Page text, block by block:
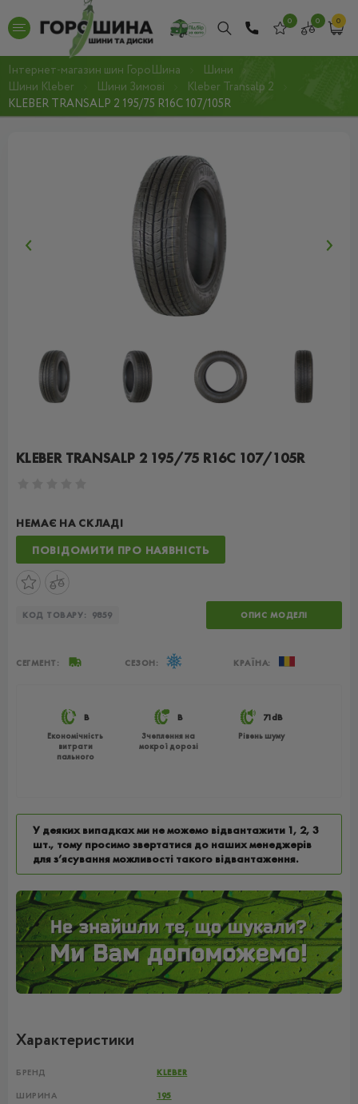
0 0 0
Інтернет-магазин шин ГороШина
Шини
Шини Kleber
Шини Зимові
Kleber Transalp 2
KLEBER TRANSALP 2 195/75 R16C 107/105R
KLEBER TRANSALP 2 195/75 R16C 107/105R
НЕМАЄ НА СКЛАДІ
ПОВІДОМИТИ ПРО НАЯВНІСТЬ
КОД ТОВАРУ: 9859 ОПИС МОДЕЛІ
B
Економічність
витрати
пального
B
Зчеплення на
мокрої дорозі
71dB
Рівень шуму
СЕГМЕНТ: СЕЗОН: КРАЇНА:
У деяких випадках ми не можемо відвантажити 1, 2, 3
шт., тому просимо звертатися до наших менеджерів
для з’ясування можливості такого відвантаження.
Характеристики
БРЕНД KLEBER
ШИРИНА 195